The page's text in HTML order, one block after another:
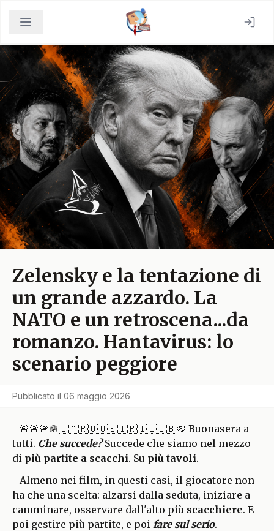
Zelensky e la tentazione di
un grande azzardo. La
NATO e un retroscena...da
romanzo. Hantavirus: lo
scenario peggiore
Pubblicato il 06 maggio 2026
🚨🚨🚨🪖🇺🇦🇷🇺🇺🇸🇮🇷🇮🇱🇱🇧🦠 Buonasera a
tutti. Che succede?Succede che siamo nel mezzo
di più partite a scacchi. Su più tavoli.
Almeno nei film, in questi casi, il giocatore non
ha che una scelta: alzarsi dalla seduta, iniziare a
camminare, osservare dall'alto più scacchiere. E
poi gestire più partite, e poi fare sul serio.